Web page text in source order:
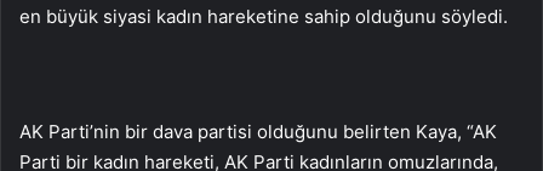
en büyük siyasi kadın hareketine sahip olduğunu söyledi.
AK Parti’nin bir dava partisi olduğunu belirten Kaya, “AK
Parti bir kadın hareketi, AK Parti kadınların omuzlarında,